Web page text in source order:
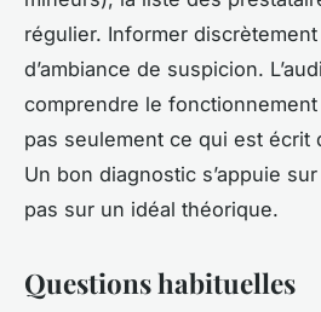
régulier. Informer
d’ambiance de suspicion.
comprendre le fonctionnement
pas seulement ce qui est écrit
Un bon diagnostic s’appuie
pas sur un idéal théorique.
Questions habituelles